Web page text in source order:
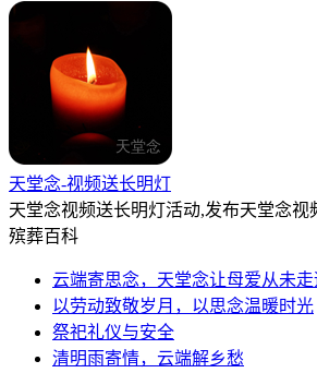
天堂念-视频送长明灯
天堂念视频送长明灯活动,发布天堂念
殡葬百科
云端寄思念，天堂念让母爱从未走
以劳动致敬岁月，以思念温暖时光
祭祀礼仪与安全
清明雨寄情，云端解乡愁